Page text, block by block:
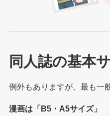
同人誌の基本
例外もありますが、最も一
漫画は「B5・A5サイズ」